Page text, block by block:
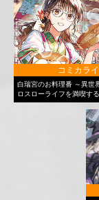
コミカラ
白瑞宮のお料理番 ～異世
ロスローライフを満喫す